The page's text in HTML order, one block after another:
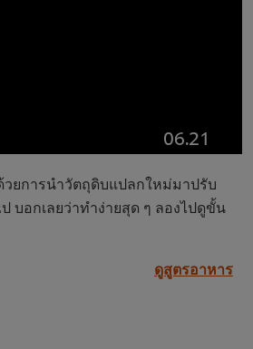
06.21
ยการนำวัตถุดิบแปลกใหม่มาปรับ
บอกเลยว่าทำง่ายสุด ๆ ลองไปดูขั้น
ดูสูตรอาหาร